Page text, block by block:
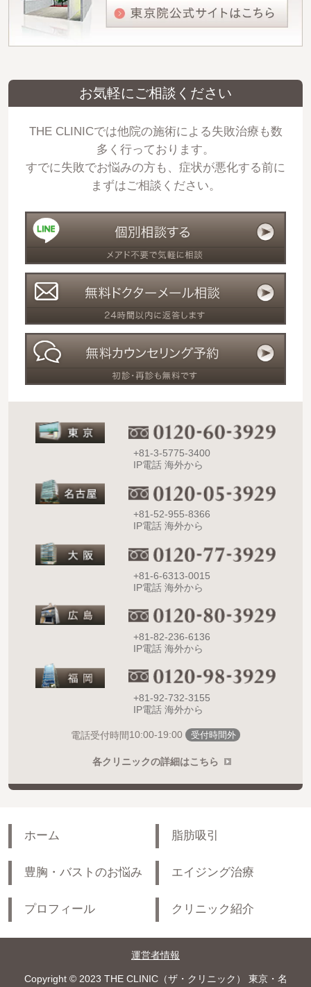
お気軽にご相談ください
THE CLINICでは他院の施術による失敗治療も数
多く行っております。
すでに失敗でお悩みの方も、症状が悪化する前に
まずはご相談ください。
+81-3-5775-3400
IP電話 海外から
+81-52-955-8366
IP電話 海外から
+81-6-6313-0015
IP電話 海外から
+81-82-236-6136
IP電話 海外から
+81-92-732-3155
IP電話 海外から
電話受付時間10:00-19:00 受付時間外
各クリニックの詳細はこちら
ホーム 脂肪吸引
豊胸・バストのお悩み エイジング治療
プロフィール クリニック紹介
運営者情報
Copyright © 2023 THE CLINIC（ザ・クリニック） 東京・名